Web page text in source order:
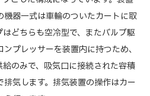
機器一式は車輪のついたカートに取
どちらも空冷型で、またバルブ駆
プレッサーを装置内に持つため、
のみで、吸気口に接続された容積
気します。排気装置の操作はカー